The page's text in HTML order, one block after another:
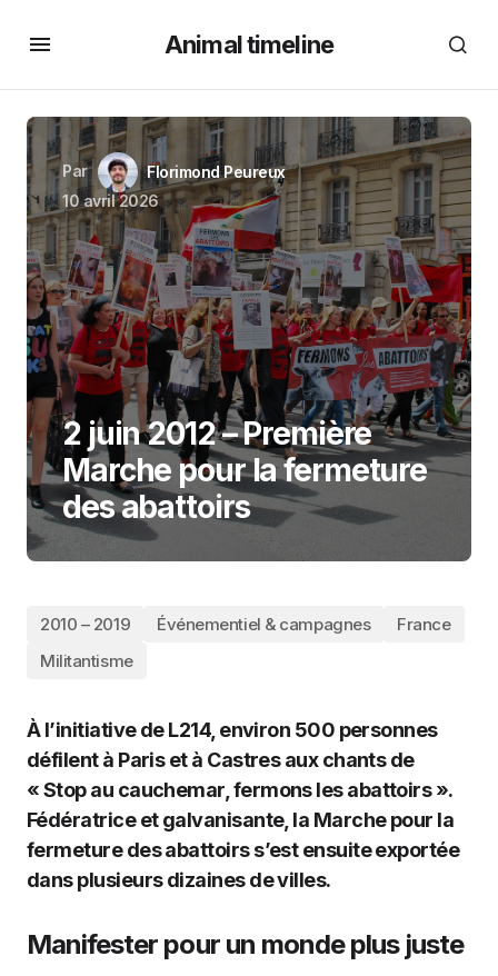
Animal timeline
Par
Florimond Peureux
10 avril 2026
2 juin 2012 – Première
Marche pour la fermeture
des abattoirs
2010 – 2019 Événementiel & campagnes
France
Militantisme
À l’initiative de L214, environ 500 personnes
défilent à Paris et à Castres aux chants de
« Stop au cauchemar, fermons les abattoirs ».
Fédératrice et galvanisante, la Marche pour la
fermeture des abattoirs s’est ensuite exportée
dans plusieurs dizaines de villes.
Manifester pour un monde plus juste